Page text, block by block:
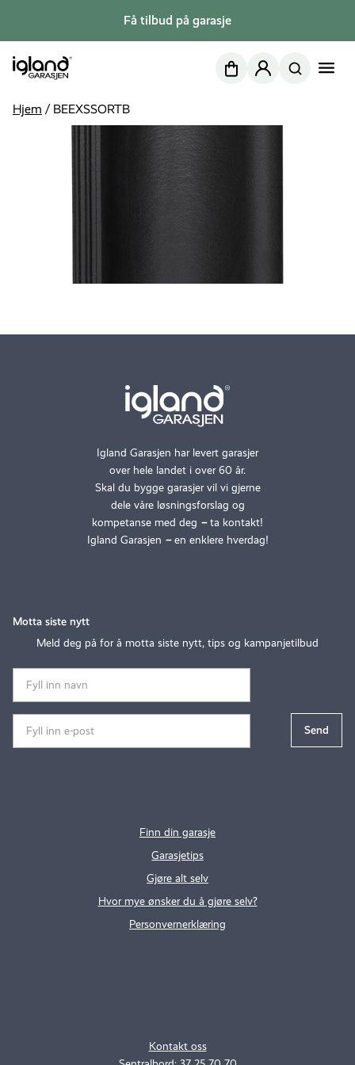
Få tilbud på garasje
NettbutikkMin side
Hjem / BEEXSSORTB
Igland Garasjen har levert garasjer
over hele landet i over 60 år.
Skal du bygge garasjer vil vi gjerne
dele våre løsningsforslag og
kompetanse med deg –ta kontakt!
Igland Garasjen –en enklere hverdag!
Kontakt oss
Finn din garasje
Garasjetips
Gjøre alt selv
Hvor mye ønsker du å gjøre selv?
Personvernerklæring
Motta siste nytt
Meld deg på for å motta siste nytt, tips og kampanjetilbud